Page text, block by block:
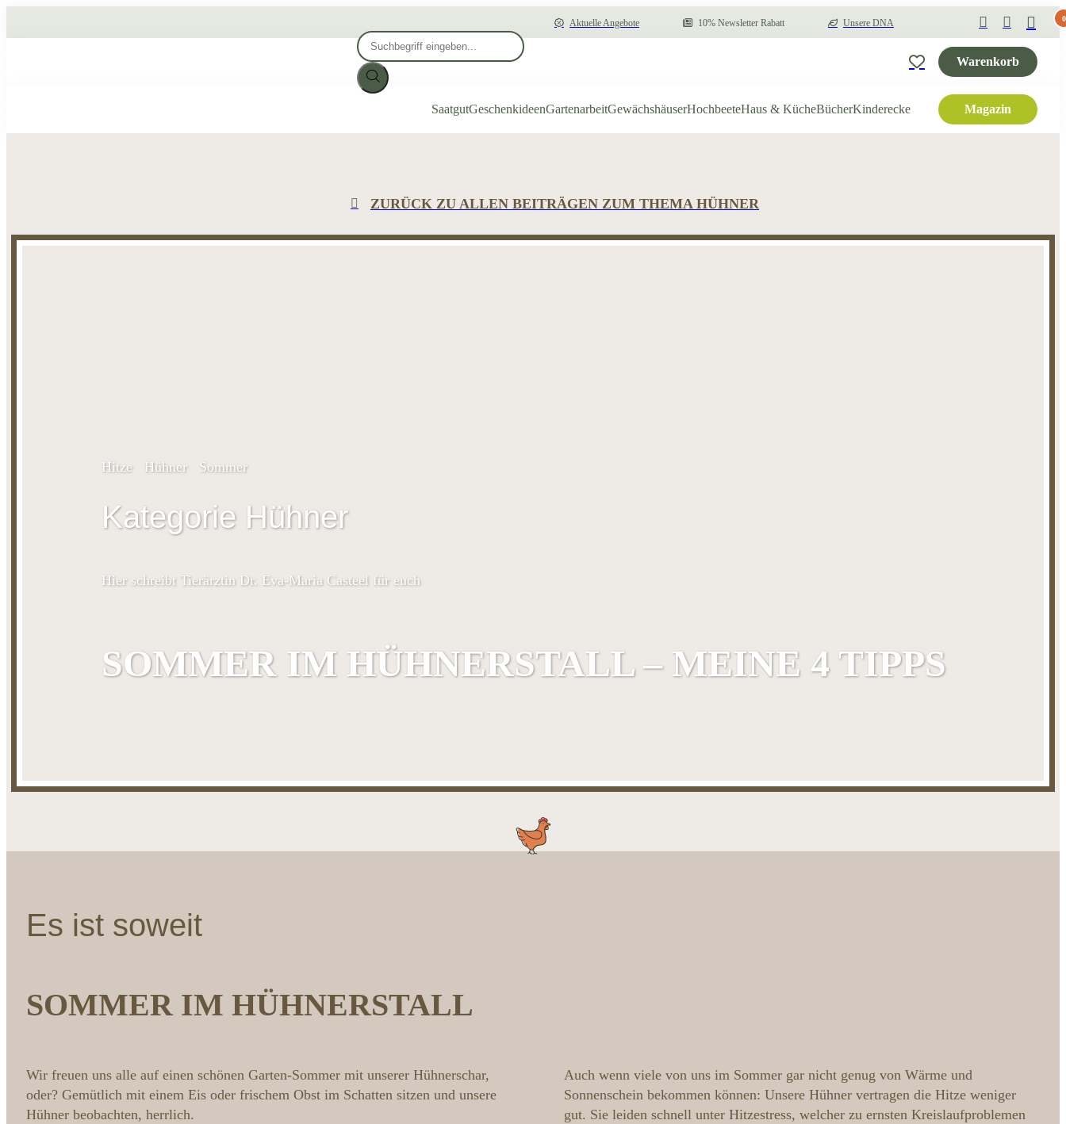
Aktuelle Angebote 10% Newsletter Rabatt Unsere DNA
Products
search
Warenkorb
0
SaatgutGeschenkideenGartenarbeitGewächshäuserHochbeeteHaus & KücheBücherKinderecke Magazin
ZURÜCK ZU ALLEN BEITRÄGEN ZUM THEMA HÜHNER
Hitze Hühner Sommer
Kategorie Hühner
Hier schreibt Tierärztin Dr. Eva-Maria Casteel für euch
SOMMER IM HÜHNERSTALL – MEINE 4 TIPPS
Es ist soweit
SOMMER IM HÜHNERSTALL
Wir freuen uns alle auf einen schönen Garten-Sommer mit unserer Hühnerschar,
oder? Gemütlich mit einem Eis oder frischem Obst im Schatten sitzen und unsere
Hühner beobachten, herrlich.
Auch wenn viele von uns im Sommer gar nicht genug von Wärme und
Sonnenschein bekommen können: Unsere Hühner vertragen die Hitze weniger
gut. Sie leiden schnell unter Hitzestress, welcher zu ernsten Kreislaufproblemen